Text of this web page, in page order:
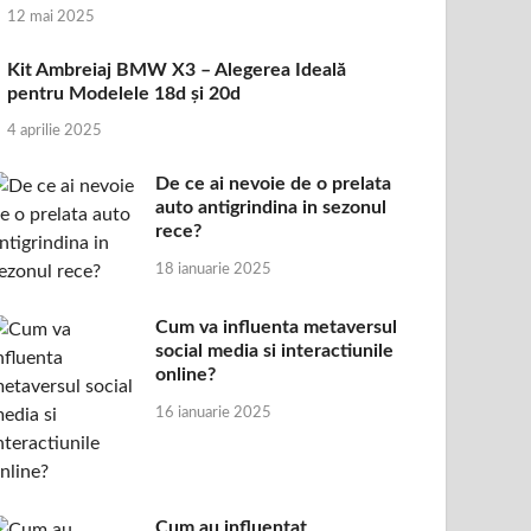
12 mai 2025
Kit Ambreiaj BMW X3 – Alegerea Ideală
pentru Modelele 18d și 20d
4 aprilie 2025
De ce ai nevoie de o prelata
auto antigrindina in sezonul
rece?
18 ianuarie 2025
Cum va influenta metaversul
social media si interactiunile
online?
16 ianuarie 2025